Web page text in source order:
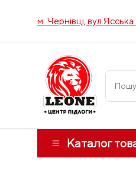
м. Чернівці,
Каталог